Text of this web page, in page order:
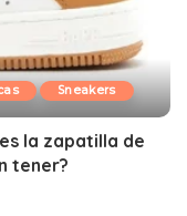
Sneakers
la zapatilla de
tener?